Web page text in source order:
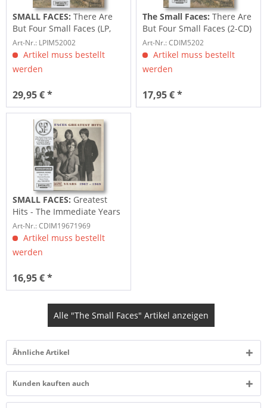
SMALL FACES:There Are
But Four Small Faces (LP,
180g Vinyl,...
Art-Nr.: LPIM52002
Artikel muss bestellt
werden
29,95 € *
The Small Faces:There Are
But Four Small Faces (2-CD)
Art-Nr.: CDIM5202
Artikel muss bestellt
werden
17,95 € *
SMALL FACES: Greatest
Hits - The Immediate Years
1967 - 1969...
Art-Nr.: CDIM19671969
Artikel muss bestellt
werden
16,95 € *
Alle "The Small Faces" Artikel anzeigen
Ähnliche Artikel
Kunden kauften auch